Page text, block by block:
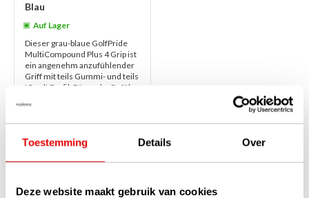
Toestemming Details Over
Deze website maakt gebruik van cookies
Blau
Auf Lager
Dieser grau-blaue GolfPride
MultiCompound Plus 4 Grip ist
ein angenehm anzufühlender
Griff mit teils Gummi- und teils
'Cord'-Profil. Für mehr Gefüh...
€22,50
€19,50